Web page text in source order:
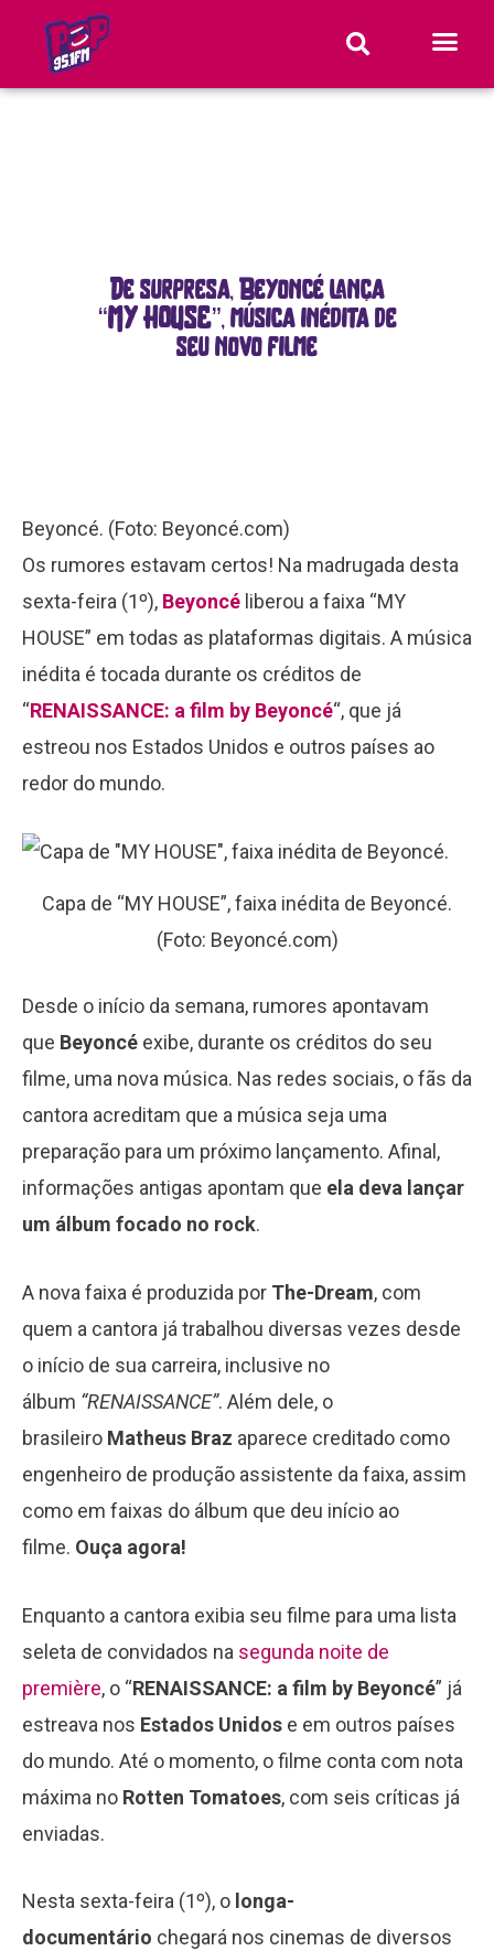
De surpresa, Beyoncé lança
“MY HOUSE”, música inédita de
seu novo filme
Beyoncé. (Foto: Beyoncé.com)
Os rumores estavam certos! Na madrugada desta
sexta-feira (1º), Beyoncé liberou a faixa “MY
HOUSE” em todas as plataformas digitais. A música
inédita é tocada durante os créditos de
“RENAISSANCE: a film by Beyoncé“, que já
estreou nos Estados Unidos e outros países ao
redor do mundo.
Capa de “MY HOUSE”, faixa inédita de Beyoncé.
(Foto: Beyoncé.com)
Desde o início da semana, rumores apontavam
que Beyoncé exibe, durante os créditos do seu
filme, uma nova música. Nas redes sociais, o fãs da
cantora acreditam que a música seja uma
preparação para um próximo lançamento. Afinal,
informações antigas apontam que ela deva lançar
um álbum focado no rock.
A nova faixa é produzida por The-Dream, com
quem a cantora já trabalhou diversas vezes desde
o início de sua carreira, inclusive no
álbum “RENAISSANCE”. Além dele, o
brasileiro Matheus Braz aparece creditado como
engenheiro de produção assistente da faixa, assim
como em faixas do álbum que deu início ao
filme. Ouça agora!
Enquanto a cantora exibia seu filme para uma lista
seleta de convidados na segunda noite de
première, o “RENAISSANCE: a film by Beyoncé” já
estreava nos Estados Unidos e em outros países
do mundo. Até o momento, o filme conta com nota
máxima no Rotten Tomatoes, com seis críticas já
enviadas.
Nesta sexta-feira (1º), o longa-
documentário chegará nos cinemas de diversos